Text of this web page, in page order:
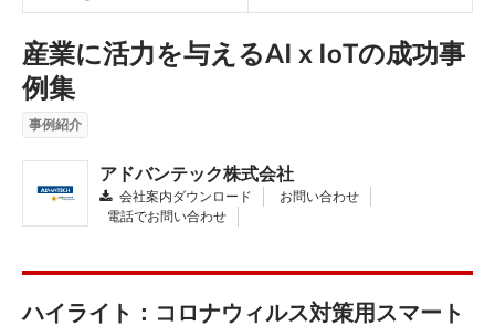
産業に活力を与えるAI x IoTの成功事
例集
事例紹介
アドバンテック株式会社
会社案内ダウンロード
お問い合わせ
電話でお問い合わせ
ハイライト：コロナウィルス対策用スマート